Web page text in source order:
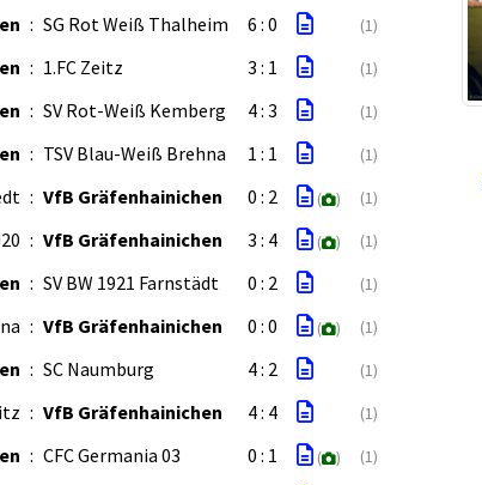
: SG Rot Weiß Thalheim 6 : 0 (1)
: 1.FC Zeitz 3 : 1 (1)
: SV Rot-Weiß Kemberg 4 : 3 (1)
: TSV Blau-Weiß Brehna 1 : 1 (1)
: VfB Gräfenhainichen 0 : 2 ( ) (1)
: VfB Gräfenhainichen 3 : 4 ( ) (1)
: SV BW 1921 Farnstädt 0 : 2 (1)
: VfB Gräfenhainichen 0 : 0 ( ) (1)
: SC Naumburg 4 : 2 (1)
: VfB Gräfenhainichen 4 : 4 (1)
: CFC Germania 03 0 : 1 ( ) (1)